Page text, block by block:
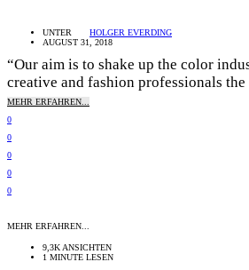
UNTER
HOLGER EVERDING
AUGUST 31, 2018
“Our aim is to shake up the color
creative and fashion professionals
MEHR ERFAHREN...
0
0
0
0
0
MEHR ERFAHREN...
9,3K ANSICHTEN
1 MINUTE LESEN